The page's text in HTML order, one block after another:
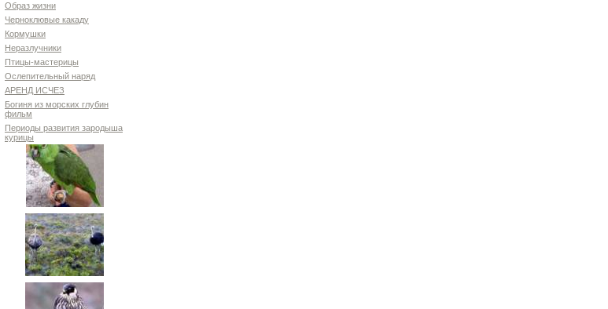
Образ жизни
Черноклювые какаду
Кормушки
Неразлучники
Птицы-мастерицы
Ослепительный наряд
АРЕНД ИСЧЕЗ
Богиня из морских глубин
фильм
Периоды развития зародыша
курицы